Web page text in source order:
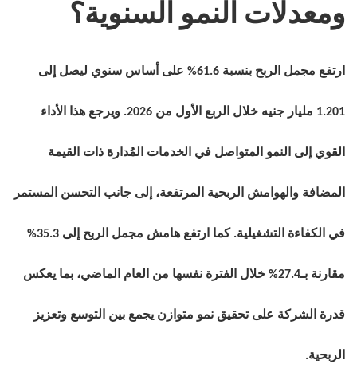
ومعدلات النمو السنوية؟
ارتفع مجمل الربح بنسبة 61.6% على أساس سنوي ليصل إلى
1.201 مليار جنيه خلال الربع الأول من 2026. ويرجع هذا الأداء
القوي إلى النمو المتواصل في الخدمات المُدارة ذات القيمة
المضافة والهوامش الربحية المرتفعة، إلى جانب التحسن المستمر
في الكفاءة التشغيلية. كما ارتفع هامش مجمل الربح إلى 35.3%
مقارنة بـ27.4% خلال الفترة نفسها من العام الماضي، بما يعكس
قدرة الشركة على تحقيق نمو متوازن يجمع بين التوسع وتعزيز
الربحية.